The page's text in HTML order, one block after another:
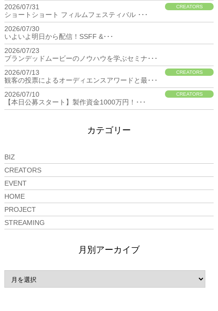
2026/07/31
CREATORS
ショートショート フィルムフェスティバル ･･･
2026/07/30
いよいよ明日から配信！SSFF &･･･
2026/07/23
ブランデッドムービーのノウハウを学ぶセミナ･･･
2026/07/13
CREATORS
観客の投票によるオーディエンスアワードと最･･･
2026/07/10
CREATORS
【本日公募スタート】製作資金1000万円！･･･
カテゴリー
BIZ
CREATORS
EVENT
HOME
PROJECT
STREAMING
月別アーカイブ